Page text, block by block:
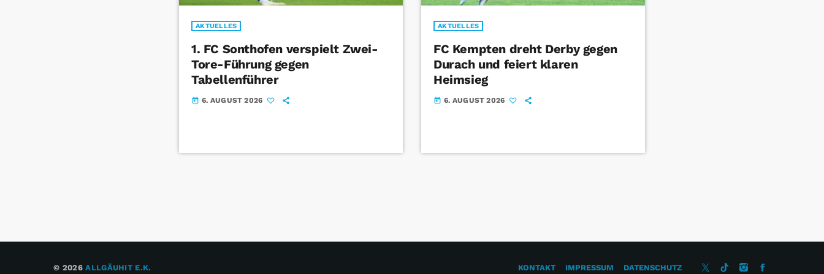
AKTUELLES
1. FC Sonthofen verspielt Zwei-
Tore-Führung gegen
Tabellenführer
today 6. AUGUST 2026
AKTUELLES
FC Kempten dreht Derby gegen
Durach und feiert klaren
Heimsieg
today 6. AUGUST 2026
© 2026ALLGÄUHIT E.K. KONTAKT IMPRESSUM DATENSCHUTZ